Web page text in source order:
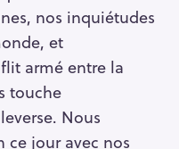
nos inquiétudes
et
armé entre la
touche
Nous
jour avec nos